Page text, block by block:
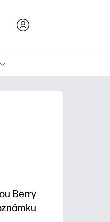
Berry